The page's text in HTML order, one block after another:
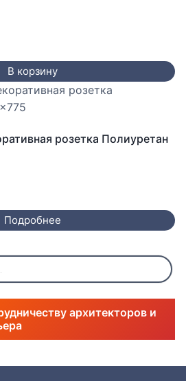
В корзину
розетка Полиуретан
Подробнее
архитекторов и